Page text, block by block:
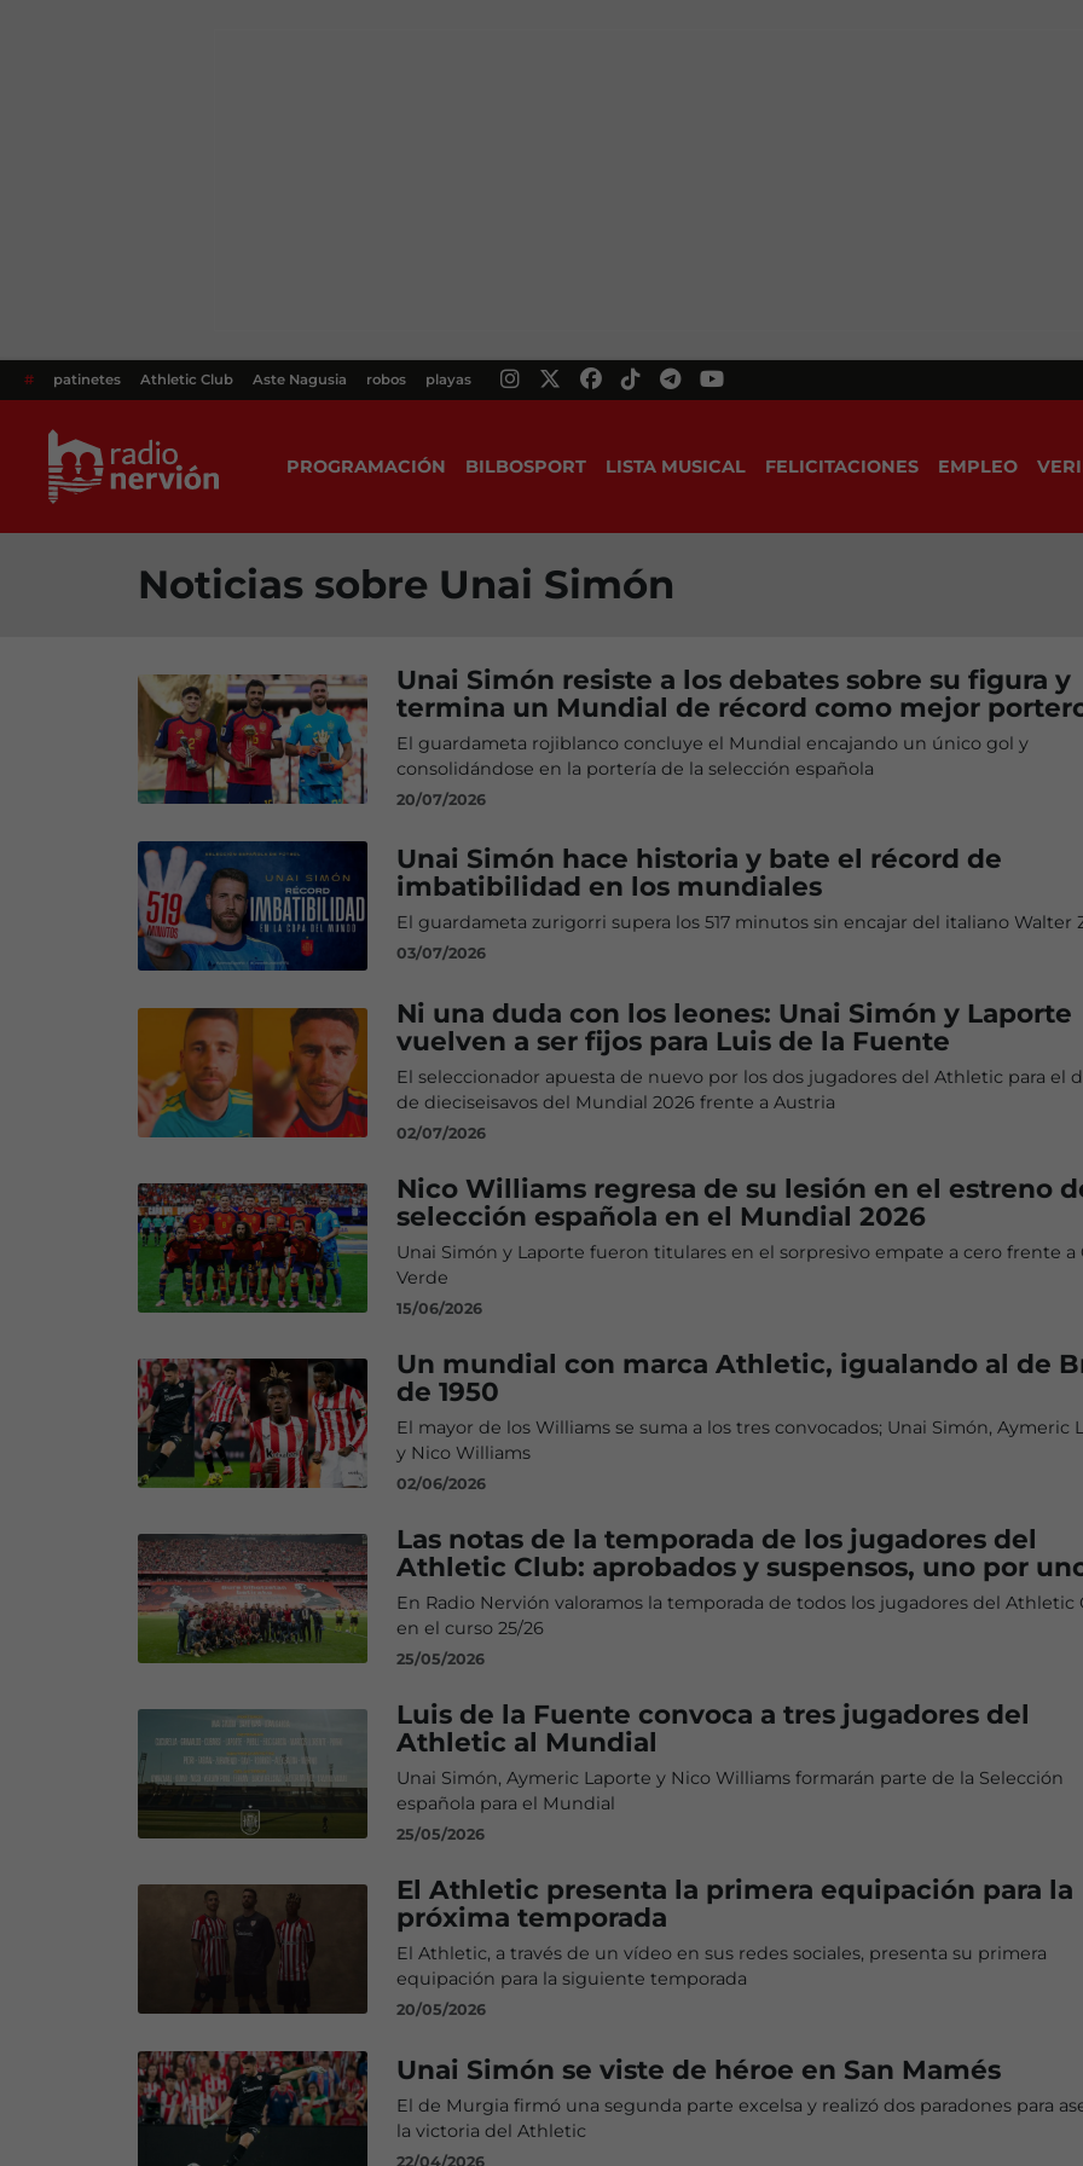
# patinetes Athletic Club Aste Nagusia robos playas
PROGRAMACIÓN BILBOSPORT LISTA MUSICAL FELICITACIONES EMPLEO
Noticias sobre Unai Simón
Unai Simón resiste a los debates sobre su figura y
termina un Mundial de récord como mejor
El guardameta rojiblanco concluye el Mundial encajando un único gol y
consolidándose en la portería de la selección española
20/07/2026
Unai Simón hace historia y bate el récord de
imbatibilidad en los mundiales
El guardameta zurigorri supera los 517 minutos sin encajar del italiano Walter
03/07/2026
Ni una duda con los leones: Unai Simón y Laporte
vuelven a ser fijos para Luis de la Fuente
El seleccionador apuesta de nuevo por los dos jugadores del Athletic para el
de dieciseisavos del Mundial 2026 frente a Austria
02/07/2026
Nico Williams regresa de su lesión en el estreno
selección española en el Mundial 2026
Unai Simón y Laporte fueron titulares en el sorpresivo empate a cero frente a
Verde
15/06/2026
Un mundial con marca Athletic, igualando al de
de 1950
El mayor de los Williams se suma a los tres convocados; Unai Simón, Aymeric
y Nico Williams
02/06/2026
Las notas de la temporada de los jugadores del
Athletic Club: aprobados y suspensos, uno por
En Radio Nervión valoramos la temporada de todos los jugadores del Athletic
en el curso 25/26
25/05/2026
Luis de la Fuente convoca a tres jugadores del
Athletic al Mundial
Unai Simón, Aymeric Laporte y Nico Williams formarán parte de la Selección
española para el Mundial
25/05/2026
El Athletic presenta la primera equipación para la
próxima temporada
El Athletic, a través de un vídeo en sus redes sociales, presenta su primera
equipación para la siguiente temporada
20/05/2026
Unai Simón se viste de héroe en San Mamés
El de Murgia firmó una segunda parte excelsa y realizó dos paradones para
la victoria del Athletic
22/04/2026